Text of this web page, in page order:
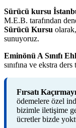
Sürücü kursu
M.E.B. tarafından
Sürücü Kursu
sunuyoruz.
Eminönü A Sınıfı
sınıfına ve ekstra
Fırsatı
ödemelere özel
bizimle iletişime
ücretler bizde